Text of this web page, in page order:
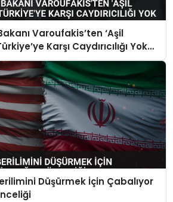
Varoufakis’ten ‘Aşil
Karşı Caydırıcılığı Yok
Düşürmek İçin Çabalıyor